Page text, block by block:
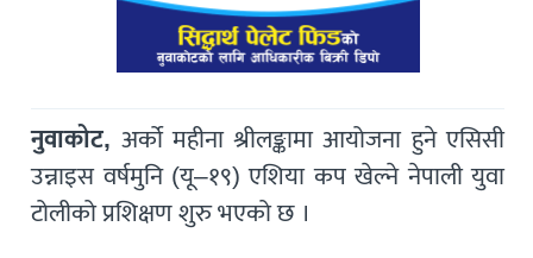
नुवाकोट, अर्को महीना श्रीलङ्कामा आयोजना हुने एसिसी
उन्नाइस वर्षमुनि (यू–१९) एशिया कप खेल्ने नेपाली युवा
टोलीको प्रशिक्षण शुरु भएको छ ।